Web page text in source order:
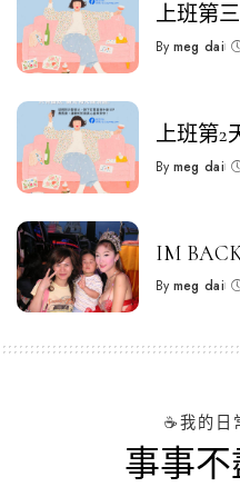
上班第
Posted
By meg dai
上班第2
Posted
By meg dai
IM
Posted
By meg dai
☕️我的日
事事